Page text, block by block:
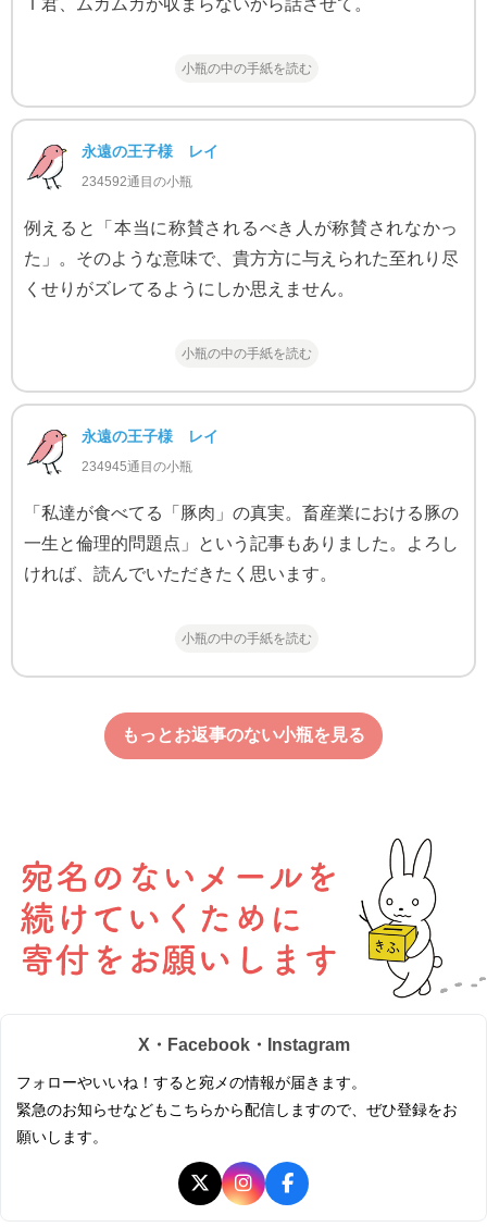
小瓶の中の手紙を読む
永遠の王子様 レイ
234592通目の小瓶
例えると「本当に称賛されるべき人が称賛されなかっ
た」。そのような意味で、貴方方に与えられた至れり尽
くせりがズレてるようにしか思えません。
小瓶の中の手紙を読む
永遠の王子様 レイ
234945通目の小瓶
「私達が食べてる「豚肉」の真実。畜産業における豚の
一生と倫理的問題点」という記事もありました。よろし
ければ、読んでいただきたく思います。
小瓶の中の手紙を読む
もっとお返事のない小瓶を見る
X・Facebook・Instagram
フォローやいいね！すると宛メの情報が届きます。
緊急のお知らせなどもこちらから配信しますので、ぜひ登録をお
願いします。